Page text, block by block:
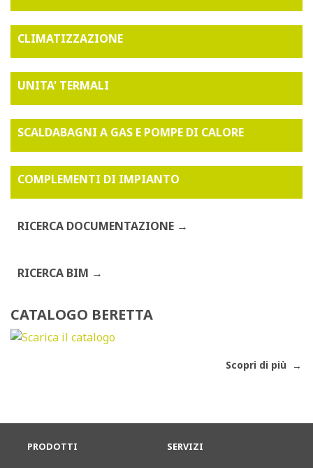
CLIMATIZZAZIONE
UNITA' TERMALI
SCALDABAGNI A GAS E POMPE DI CALORE
COMPLEMENTI DI IMPIANTO
RICERCA DOCUMENTAZIONE
RICERCA BIM
CATALOGO BERETTA
Scopri di più
PRODOTTI SERVIZI